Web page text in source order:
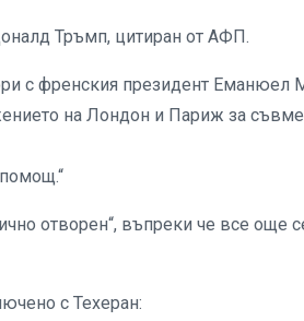
Тръмп, цитиран от АФП.
с френския президент
на Лондон и Париж за
отворен“, въпреки че все още
с Техеран: